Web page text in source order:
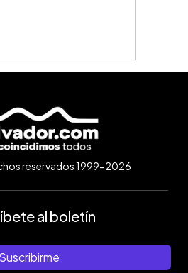
reservados 1999-2026
al boletín
Suscribirme